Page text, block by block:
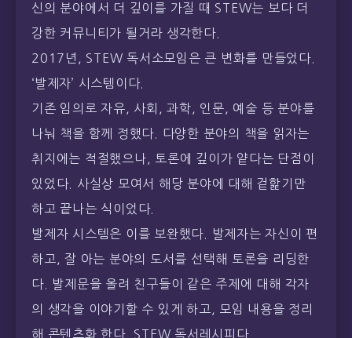
‘발제자’ 시스템이다.
기존 임의로 자유, 사회, 과학, 인문, 예술 등 분야를
나눠 책을 함께 정했다. 다양한 분야의 책을 읽자는
취지에는 적절했으나, 토론에 깊이가 얕다는 단점이
있었다. 사실상 모여서 해당 분야에 대해 겉핥기만
하고 끝나는 식이었다.
발제자 시스템은 이를 보완했다. 발제자는 자신이 편
하고, 잘 아는 분야의 도서를 선택해 토론을 리딩한
다. 발제문을 올려 친구들이 같은 주제에 대해 각자
의 생각을 이야기할 수 있게 하고, 모임 내용을 정리
해 콘텐츠화 한다. STEW 독서레시피다.